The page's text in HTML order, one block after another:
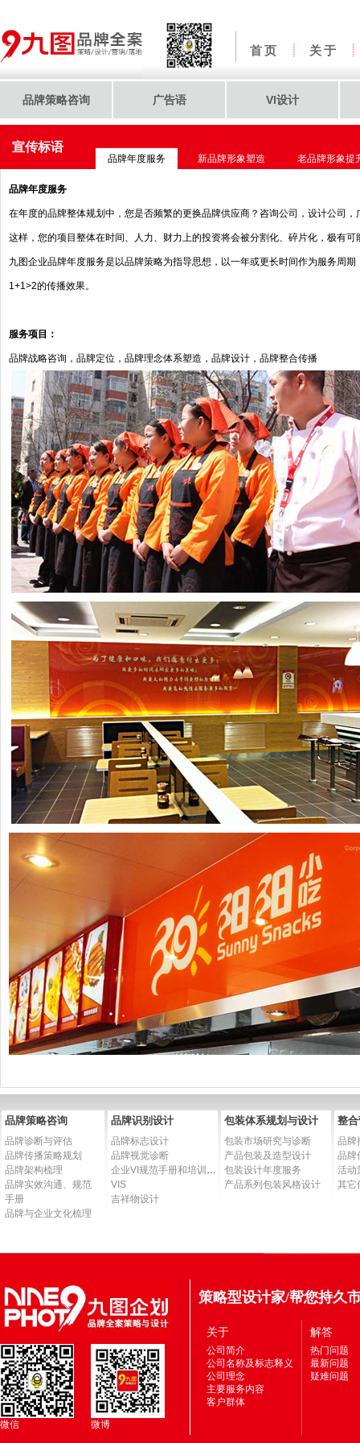
首页 关于
品牌策略咨询 广告语 VI设计
宣传标语
品牌年度服务 新品牌形象塑造 老品牌形象提
品牌年度服务
在年度的品牌整体规划中，您是否频繁的更换品牌供应商？咨询公司，设计公司
这样，您的项目整体在时间、人力、财力上的投资将会被分割化、碎片化，极有
九图企业品牌年度服务是以品牌策略为指导思想，以一年或更长时间作为服务周
1+1>2的传播效果。
服务项目：
品牌战略咨询，品牌定位，品牌理念体系塑造，品牌设计，品牌整合传播
品牌策略咨询
品牌诊断与评估
品牌传播策略规划
品牌架构梳理
品牌实效沟通、规范
手册
品牌与企业文化梳理
品牌识别设计
品牌标志设计
品牌视觉诊断
企业VI规范手册和培训手册
VIS
吉祥物设计
包装体系规划与设计
包装市场研究与诊断
产品包装及造型设计
包装设计年度服务
产品系列包装风格设计
整
品牌
品牌
活动
其它
微信 微博
策略型设计家/帮您持久
关于
公司简介
公司名称及标志释义
公司理念
主要服务内容
客户群体
解答
热门问题
最新问题
疑难问题